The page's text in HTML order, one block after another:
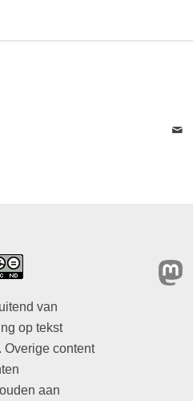
van
op tekst
Overige content
aan